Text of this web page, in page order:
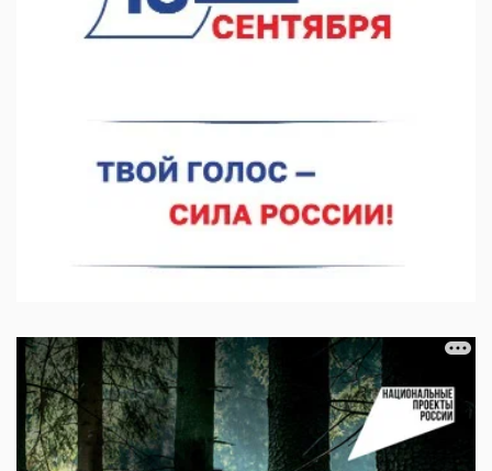
Более 30 нижегородцев прошли обучение для соцконтракта
06.08.2026 14:46